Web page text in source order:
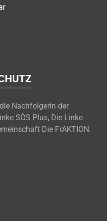
Nachfolgerin der
SÖS Plus, Die Linke
Die FrAKTION.